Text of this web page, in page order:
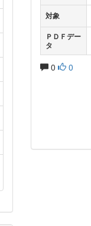
対象
ＰＤＦデー
タ
0 0